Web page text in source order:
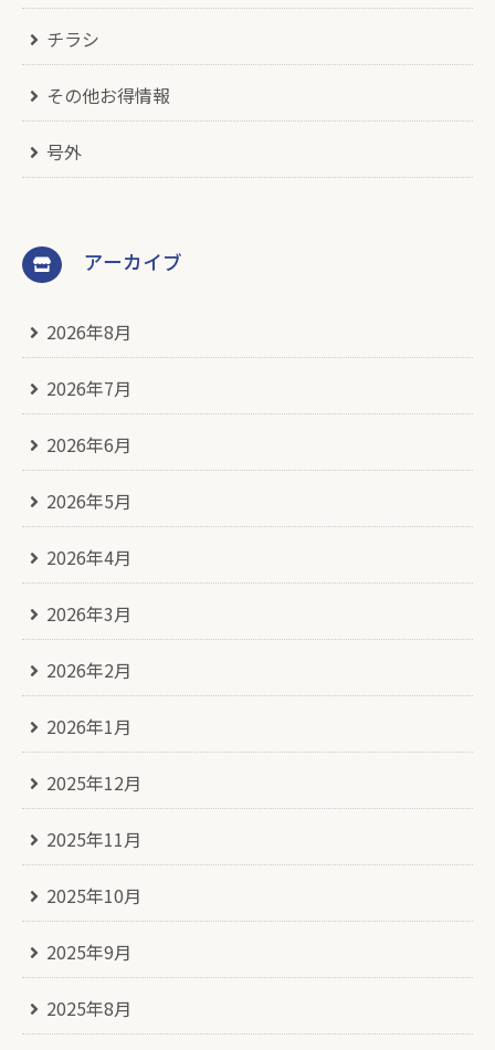
チラシ
その他お得情報
号外
アーカイブ
2026年8月
2026年7月
2026年6月
2026年5月
2026年4月
2026年3月
2026年2月
2026年1月
2025年12月
2025年11月
2025年10月
2025年9月
2025年8月